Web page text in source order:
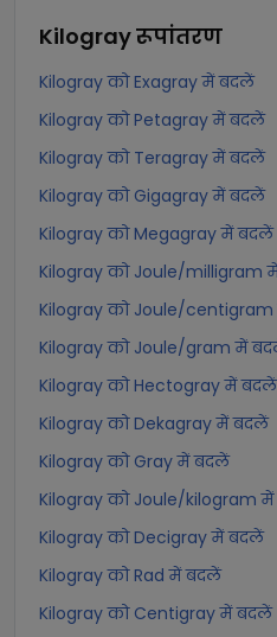
Kilograyरूपांतरण
Kilogray को Exagray में बदलें
Kilogray को Petagray में बदलें
Kilogray को Teragray में बदलें
Kilogray को Gigagray में बदलें
Kilogray को Megagray में बदलें
Kilogray को Joule/milligram
Kilogray को Joule/
Kilogray को Joule/gram में
Kilogray को Hectogray में बदलें
Kilogray को Dekagray में बदलें
Kilogray को Gray में बदलें
Kilogray को Joule/kilogram
Kilogray को Decigray में बदलें
Kilogray को Rad में बदलें
Kilogray को Centigray में बदलें